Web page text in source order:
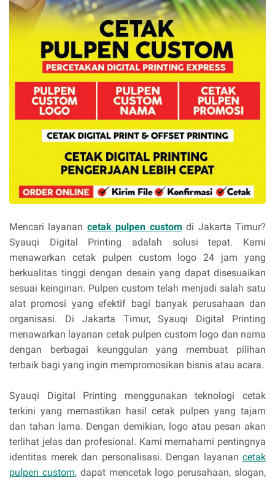
Mencari layanan cetak pulpen custom di Jakarta Timur?
Syauqi Digital Printing adalah solusi tepat. Kami
menawarkan cetak pulpen custom logo 24 jam yang
berkualitas tinggi dengan desain yang dapat disesuaikan
sesuai keinginan. Pulpen custom telah menjadi salah satu
alat promosi yang efektif bagi banyak perusahaan dan
organisasi. Di Jakarta Timur, Syauqi Digital Printing
menawarkan layanan cetak pulpen custom logo dan nama
dengan berbagai keunggulan yang membuat pilihan
terbaik bagi yang ingin mempromosikan bisnis atau acara.
Syauqi Digital Printing menggunakan teknologi cetak
terkini yang memastikan hasil cetak pulpen yang tajam
dan tahan lama. Dengan demikian, logo atau pesan akan
terlihat jelas dan profesional. Kami memahami pentingnya
identitas merek dan personalisasi. Dengan layanan cetak
pulpen custom, dapat mencetak logo perusahaan, slogan,